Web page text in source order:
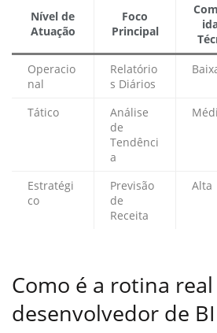
Nível de
Atuação
Foco
Principal
Operacio
nal
Relatório
s Diários
Tático
Análise
de
Tendênci
a
Estratégi
co
Previsão
de
Receita
Alta
Como é a rotina
desenvolvedor de